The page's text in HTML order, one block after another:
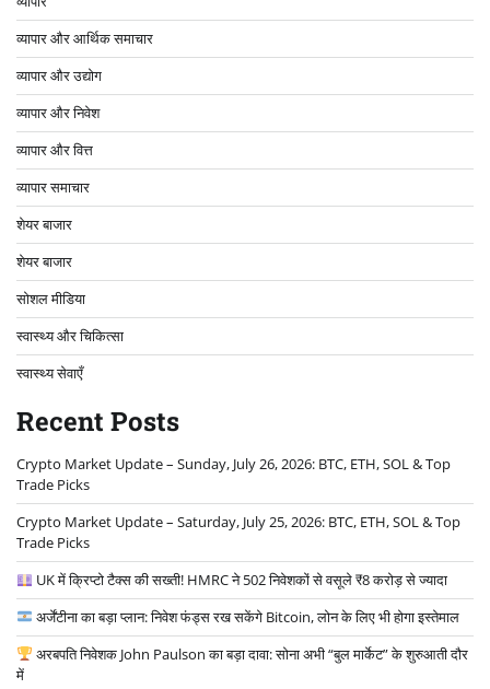
व्यापार और आर्थिक समाचार
व्यापार और उद्योग
व्यापार और निवेश
व्यापार और वित्त
व्यापार समाचार
शेयर बाजार
शेयर बाजार
सोशल मीडिया
स्वास्थ्य और चिकित्सा
स्वास्थ्य सेवाएँ
Recent Posts
Crypto Market Update – Sunday, July 26, 2026: BTC, ETH, SOL & Top
Trade Picks
Crypto Market Update – Saturday, July 25, 2026: BTC, ETH, SOL & Top
Trade Picks
UK में क्रिप्टो टैक्स की सख्ती! HMRC ने 502 निवेशकों से वसूले ₹8 करोड़ से ज्यादा
अर्जेंटीना का बड़ा प्लान: निवेश फंड्स रख सकेंगे Bitcoin, लोन के लिए भी होगा इस्तेमाल
अरबपति निवेशक John Paulson का बड़ा दावा: सोना अभी “बुल मार्केट” के शुरुआती दौर
में